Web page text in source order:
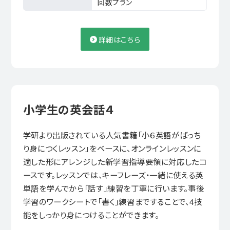
詳細はこちら
小学生の英会話４
学研より出版されている人気書籍「小６英語がばっち
り身につくレッスン」をベースに、オンラインレッスンに
適した形にアレンジした新学習指導要領に対応したコ
ースです。レッスンでは、キーフレーズ・一緒に使える英
単語を学んでから「話す」練習を丁寧に行います。事後
学習のワークシートで「書く」練習まですることで、4技
能をしっかり身につけることができます。